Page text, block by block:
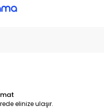
elinize ulaşır.